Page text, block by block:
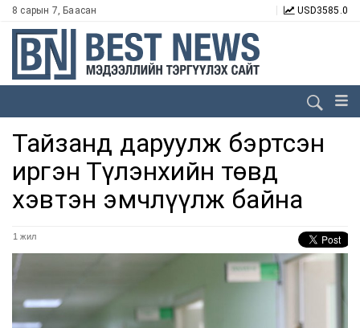
8 сарын 7, Баасан USD3585.0
Тайзанд даруулж бэртсэн
иргэн Түлэнхийн төвд
хэвтэн эмчлүүлж байна
1 жил